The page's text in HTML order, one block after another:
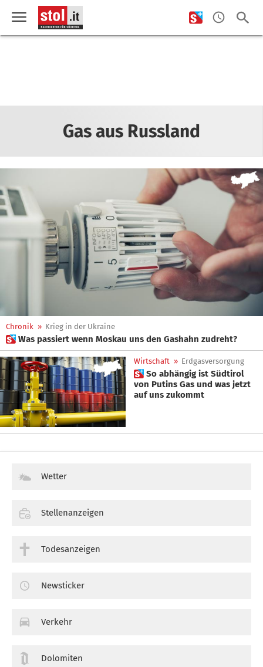
Gas aus Russland
Chronik » Krieg in der Ukraine
 Was passiert wenn Moskau uns den Gashahn zudreht?
Wirtschaft » Erdgasversorgung
 So abhängig ist Südtirol
von Putins Gas und was jetzt
auf uns zukommt
Wetter
Stellenanzeigen
Todesanzeigen
Newsticker
Verkehr
Dolomiten